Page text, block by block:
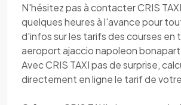
N'hésitez pas à contacter CRIS
quelques heures à l'avance pour
d'infos sur les tarifs des courses en
aeroport ajaccio napoleon
Avec CRIS TAXI pas de surprise,
directement en ligne le tarif de